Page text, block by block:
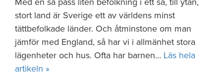
stort land är Sverige ett av världens minst
tättbefolkade länder. Och åtminstone om man
jämför med England, så har vi i allmänhet stora
lägenheter och hus. Ofta har barnen… Läs hela
artikeln »